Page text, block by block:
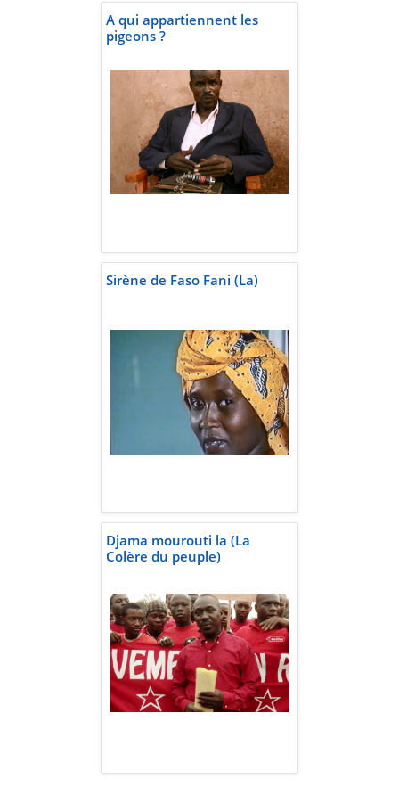
A qui appartiennent les
pigeons ?
Sirène de Faso Fani (La)
Djama mourouti la (La
Colère du peuple)